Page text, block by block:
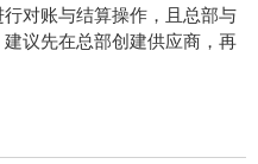
对账与结算操作，且总部与
议先在总部创建供应商，再